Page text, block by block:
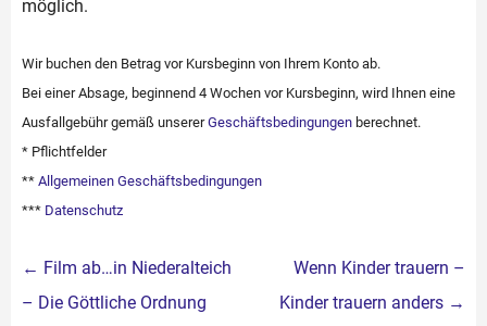
möglich.
Wir buchen den Betrag vor Kursbeginn von Ihrem Konto ab.
Bei einer Absage, beginnend 4 Wochen vor Kursbeginn, wird Ihnen eine
Ausfallgebühr gemäß unsererGeschäftsbedingungen berechnet.
* Pflichtfelder
** Allgemeinen Geschäftsbedingungen
*** Datenschutz
Beitragsnavigation
← Film ab…in Niederalteich
– Die Göttliche Ordnung
Wenn Kinder trauern –
Kinder trauern anders →